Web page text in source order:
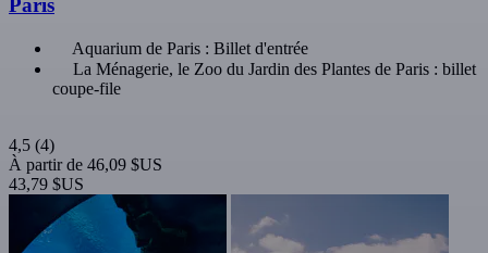
Paris
Aquarium de Paris : Billet d'entrée
La Ménagerie, le Zoo du Jardin des Plantes de Paris : billet
coupe-file
4,5 (4)
À partir de 46,09 $US
43,79 $US